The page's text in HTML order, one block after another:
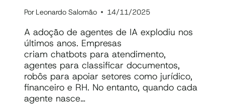
Por Leonardo Salomão 14/11/2025
A adoção de agentes de IA explodiu nos
últimos anos. Empresas
criam chatbots para atendimento,
agentes para classificar documentos,
robôs para apoiar setores como jurídico,
financeiro e RH. No entanto, quando cada
agente nasce…